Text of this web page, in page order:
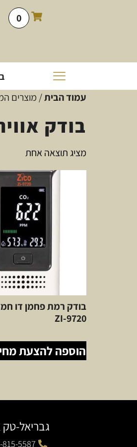
0
עמוד הבית/ מוצרים
בודק
מציג תוצאה אחת
בודק רמת פחמן דו
ZI-9720
הוספה להצעת
גבריאל-טק
815-5587